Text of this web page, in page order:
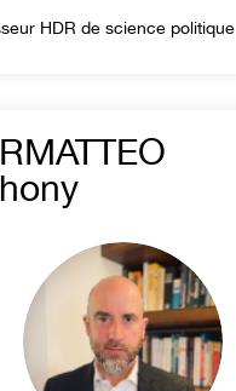
HDR de science politique